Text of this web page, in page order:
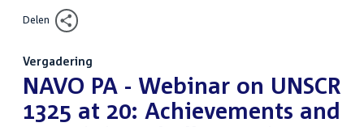
Delen
Vergadering
:NAVO PA - Webinar on UNSCR
1325 at 20: Achievements and